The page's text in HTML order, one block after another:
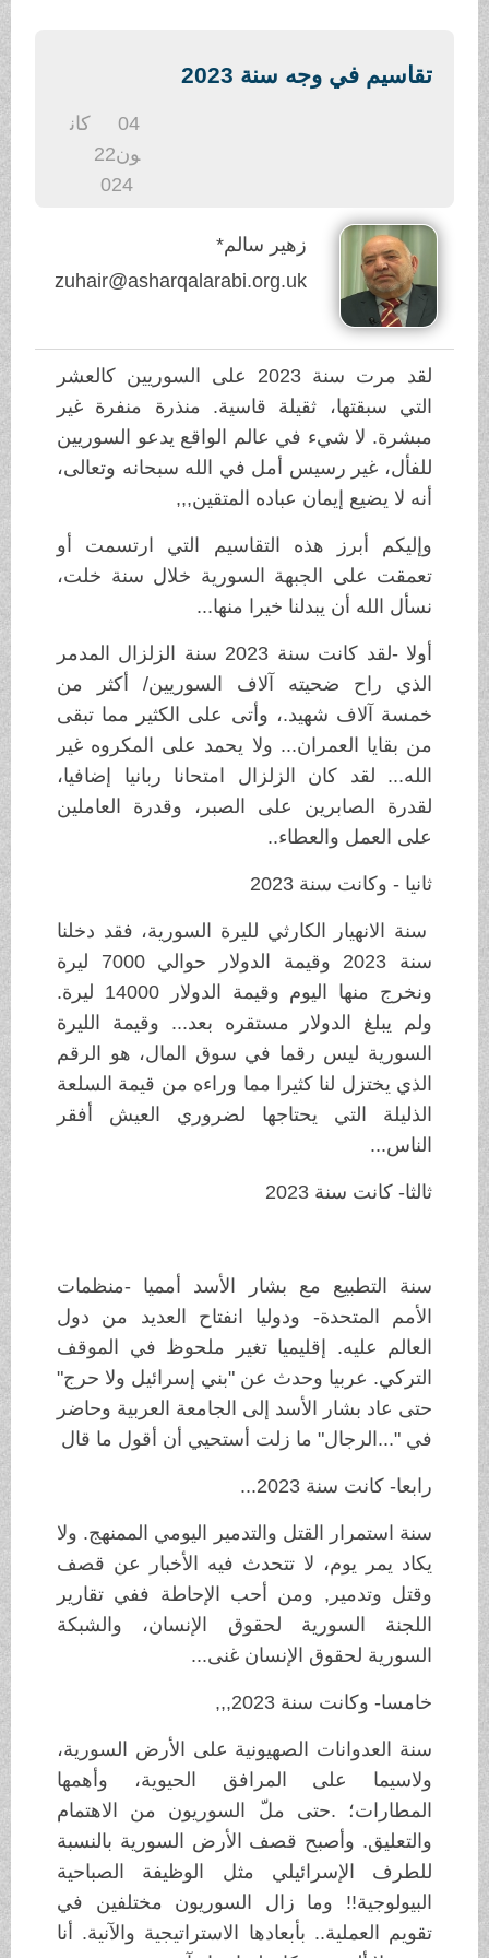
تقاسيم في وجه سنة 2023
ون22
024
زهير سالم*
zuhair@asharqalarabi.org.uk
لقد مرت سنة 2023 على السوريين كالعشر
التي سبقتها، ثقيلة قاسية. منذرة منفرة غير
مبشرة. لا شيء في عالم الواقع يدعو السوريين
للفأل، غير رسيس أمل في الله سبحانه وتعالى،
أنه لا يضيع إيمان عباده المتقين,,,
وإليكم أبرز هذه التقاسيم التي ارتسمت أو
تعمقت على الجبهة السورية خلال سنة خلت،
نسأل الله أن يبدلنا خيرا منها...
أولا -لقد كانت سنة 2023 سنة الزلزال المدمر
الذي راح ضحيته آلاف السوريين/ أكثر من
خمسة آلاف شهيد.، وأتى على الكثير مما تبقى
من بقايا العمران... ولا يحمد على المكروه غير
الله... لقد كان الزلزال امتحانا ربانيا إضافيا،
لقدرة الصابرين على الصبر، وقدرة العاملين
على العمل والعطاء..
ثانيا - وكانت سنة 2023
سنة الانهيار الكارثي لليرة السورية، فقد دخلنا
سنة 2023 وقيمة الدولار حوالي 7000 ليرة
ونخرج منها اليوم وقيمة الدولار 14000 ليرة.
ولم يبلغ الدولار مستقره بعد... وقيمة الليرة
السورية ليس رقما في سوق المال، هو الرقم
الذي يختزل لنا كثيرا مما وراءه من قيمة السلعة
الذليلة التي يحتاجها لضروري العيش أفقر
الناس...
ثالثا- كانت سنة 2023
سنة التطبيع مع بشار الأسد أمميا -منظمات
الأمم المتحدة- ودوليا انفتاح العديد من دول
العالم عليه. إقليميا تغير ملحوظ في الموقف
التركي. عربيا وحدث عن "بني إسرائيل ولا حرج"
حتى عاد بشار الأسد إلى الجامعة العربية وحاضر
في "...الرجال" ما زلت أستحيي أن أقول ما قال
رابعا- كانت سنة 2023...
سنة استمرار القتل والتدمير اليومي الممنهج. ولا
يكاد يمر يوم، لا تتحدث فيه الأخبار عن قصف
وقتل وتدمير, ومن أحب الإحاطة ففي تقارير
اللجنة السورية لحقوق الإنسان، والشبكة
السورية لحقوق الإنسان غنى...
خامسا- وكانت سنة 2023,,,
سنة العدوانات الصهيونية على الأرض السورية،
ولاسيما على المرافق الحيوية، وأهمها
المطارات؛ .حتى ملّ السوريون من الاهتمام
والتعليق. وأصبح قصف الأرض السورية بالنسبة
للطرف الإسرائيلي مثل الوظيفة الصباحية
البيولوجية!! وما زال السوريون مختلفين في
تقويم العملية.. بأبعادها الاستراتيجية والآنية. أنا